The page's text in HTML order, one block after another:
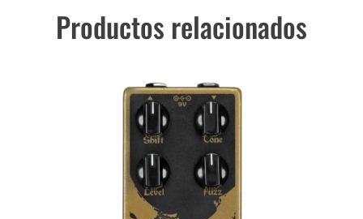
Productos relacionados